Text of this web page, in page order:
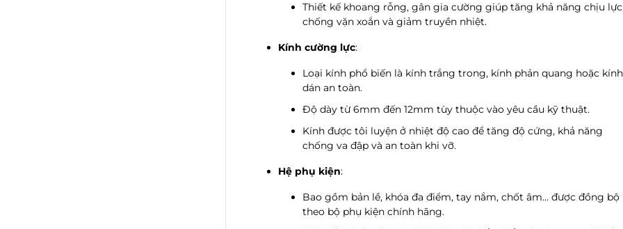
Thiết kế khoang rỗng, gân gia cường giúp tăng khả năng chịu
chống vặn xoắn và giảm truyền nhiệt.
Kính cường lực:
Loại kính phổ biến là kính trắng trong, kính phản quang hoặc kính
dán an toàn.
Độ dày từ 6mm đến 12mm tùy thuộc vào yêu cầu kỹ thuật.
Kính được tôi luyện ở nhiệt độ cao để tăng độ cứng, khả năng
chống va đập và an toàn khi vỡ.
Hệ phụ kiện:
Bao gồm bản lề, khóa đa điểm, tay nắm, chốt âm… được đồng bộ
theo bộ phụ kiện chính hãng.